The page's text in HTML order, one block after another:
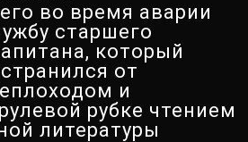
во время аварии
старшего
который
от
и
рубке чтением
литературы